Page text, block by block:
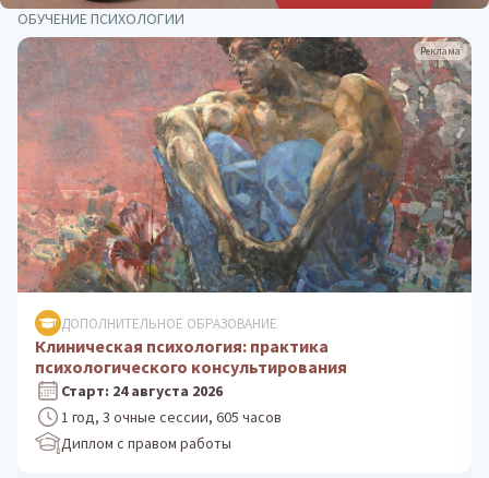
ОБУЧЕНИЕ ПСИХОЛОГИИ
Реклама
ДОПОЛНИТЕЛЬНОЕ ОБРАЗОВАНИЕ
Психологическое консультирование: теория и
практика
Старт: 5 октября 2026
1 год, 3 очные сессии, 605 часов
Диплом с правом работы